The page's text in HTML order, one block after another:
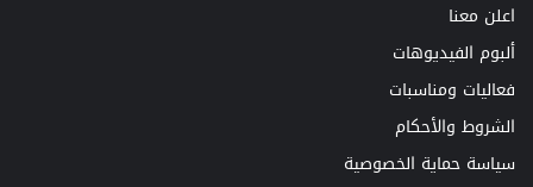
اعلن معنا
ألبوم الفيديوهات
فعاليات ومناسبات
الشروط والأحكام
سياسة حماية الخصوصية